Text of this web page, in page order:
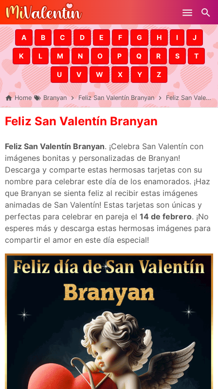
Skip to main content
A B C D E F G H I J
K L M N O P Q R S T
U V W X Y Z
Home Branyan Feliz San Valentín Branyan Feliz San Valentín Branyan
Feliz San Valentín Branyan
Feliz San Valentín Branyan. ¡Celebra San Valentín con
imágenes bonitas y personalizadas de Branyan!
Descarga y comparte estas hermosas tarjetas con su
nombre para celebrar este día de los enamorados. ¡Haz
que Branyan se sienta feliz al recibir estas imágenes
animadas de San Valentín! Estas tarjetas son únicas y
perfectas para celebrar en pareja el 14 de febrero. ¡No
esperes más y descarga estas hermosas imágenes para
compartir el amor en este día especial!